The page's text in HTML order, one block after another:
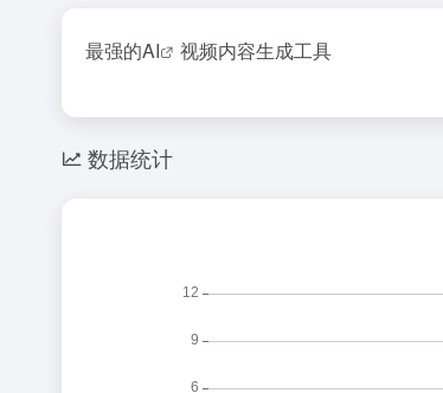
最强的AI 视频内容生成工具
数据统计